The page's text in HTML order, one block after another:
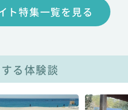
ト特集一覧を見る
る体験談